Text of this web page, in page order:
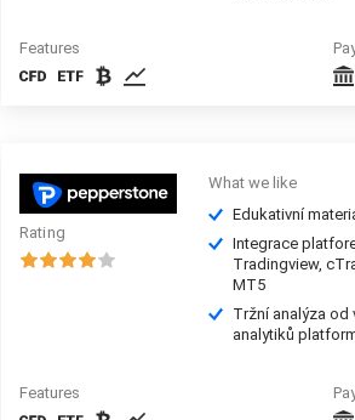
Features
Rating
What we like
Edukativní
Integrace
Tradingview,
MT5
Tržní analýza od
analytiků
Features